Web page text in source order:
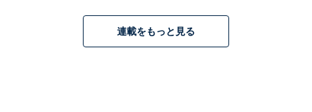
連載をもっと見る